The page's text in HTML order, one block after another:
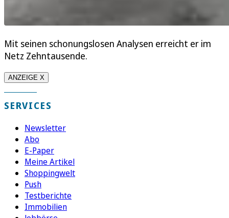
Mit seinen schonungslosen Analysen erreicht er im
Netz Zehntausende.
ANZEIGE X
SERVICES
Newsletter
Abo
E-Paper
Meine Artikel
Shoppingwelt
Push
Testberichte
Immobilien